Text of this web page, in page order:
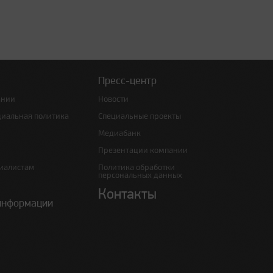
политика
Пресс-центр
Новости
Специальные проекты
Медиабанк
Презентации компании
Политика обработки
персональных данных
Контакты